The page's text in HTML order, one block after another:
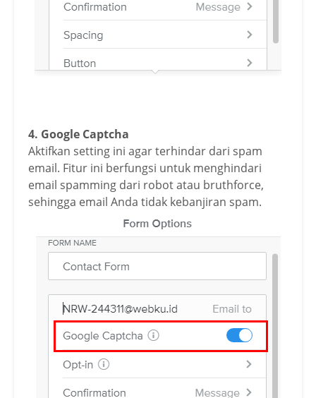
4. Google Captcha
Aktifkan setting ini agar terhindar dari spam
email. Fitur ini berfungsi untuk menghindari
email spamming dari robot atau bruthforce,
sehingga email Anda tidak kebanjiran spam.